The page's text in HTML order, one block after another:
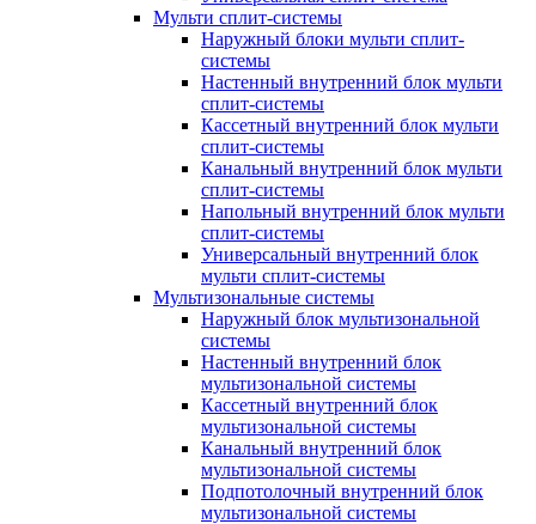
Мульти сплит-системы
Наружный блоки мульти сплит-
системы
Настенный внутренний блок мульти
сплит-системы
Кассетный внутренний блок мульти
сплит-системы
Канальный внутренний блок мульти
сплит-системы
Напольный внутренний блок мульти
сплит-системы
Универсальный внутренний блок
мульти сплит-системы
Мультизональные системы
Наружный блок мультизональной
системы
Настенный внутренний блок
мультизональной системы
Кассетный внутренний блок
мультизональной системы
Канальный внутренний блок
мультизональной системы
Подпотолочный внутренний блок
мультизональной системы